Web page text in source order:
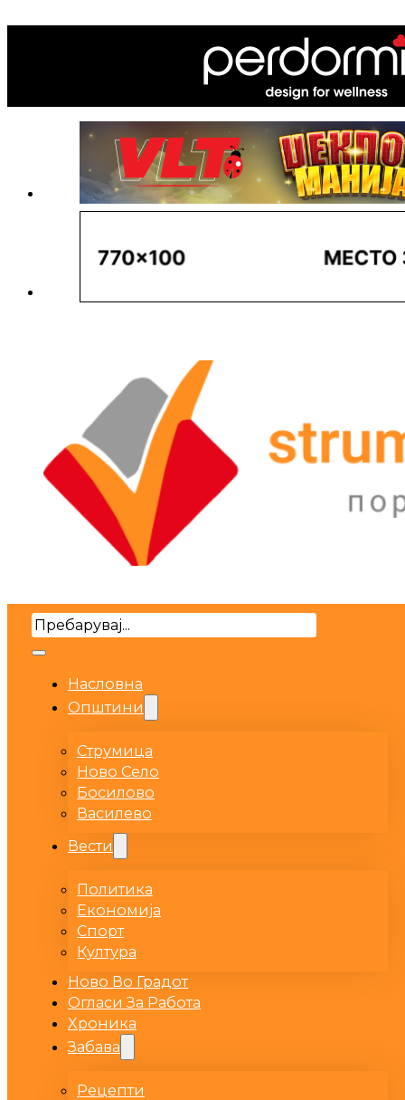
Search
Насловна
Општини
Струмица
Ново Село
Босилово
Василево
Вести
Политика
Економија
Спорт
Култура
Ново Во Градот
Огласи За Работа
Хроника
Забава
Рецепти